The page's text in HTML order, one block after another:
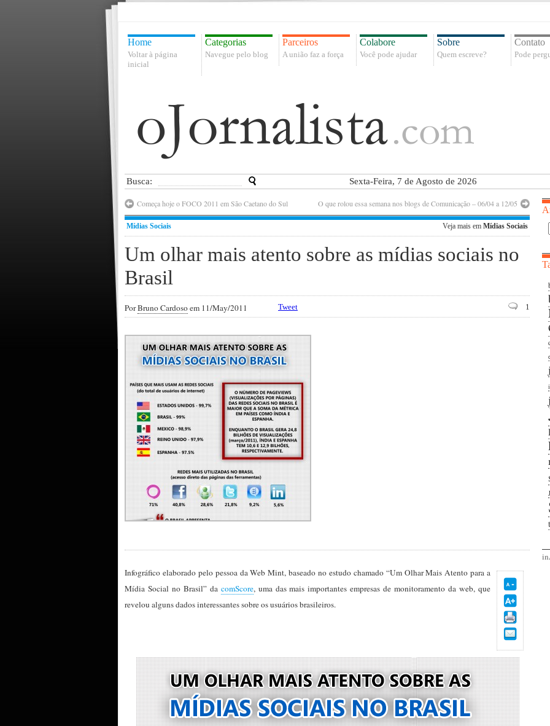
Home
Voltar à página
inicial
Categorias
Navegue pelo blog
Parceiros
A união faz a força
Colabore
Você pode ajudar
Sobre
Quem escreve?
Contato
Pode
Busca: Sexta-Feira, 7 de Agosto de 2026
Começa hoje o FOCO 2011 em São Caetano do Sul O que rolou essa semana nos blogs de Comunicação – 06/04 a 12/05
Mídias Sociais Veja mais em Mídias Sociais
Um olhar mais atento sobre as mídias sociais no
Brasil
PorBruno Cardosoem 11/May/2011 Tweet 1
Infográfico elaborado pelo pessoa da Web Mint, baseado no estudo chamado “Um Olhar Mais Atento para a
Mídia Social no Brasil” da comScore, uma das mais importantes empresas de monitoramento da web, que
revelou alguns dados interessantes sobre os usuários brasileiros.